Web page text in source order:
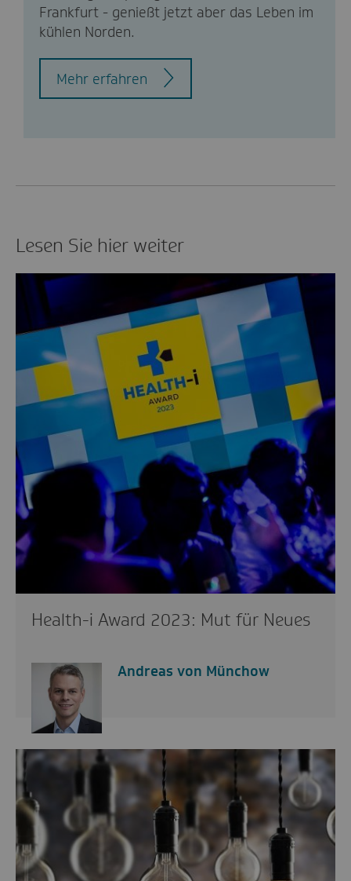
Frankfurt - genießt jetzt aber das Leben im
kühlen Norden.
Mehr erfahren
Lesen Sie hier weiter
Health-i Award 2023: Mut für Neues
Andreas von Münchow